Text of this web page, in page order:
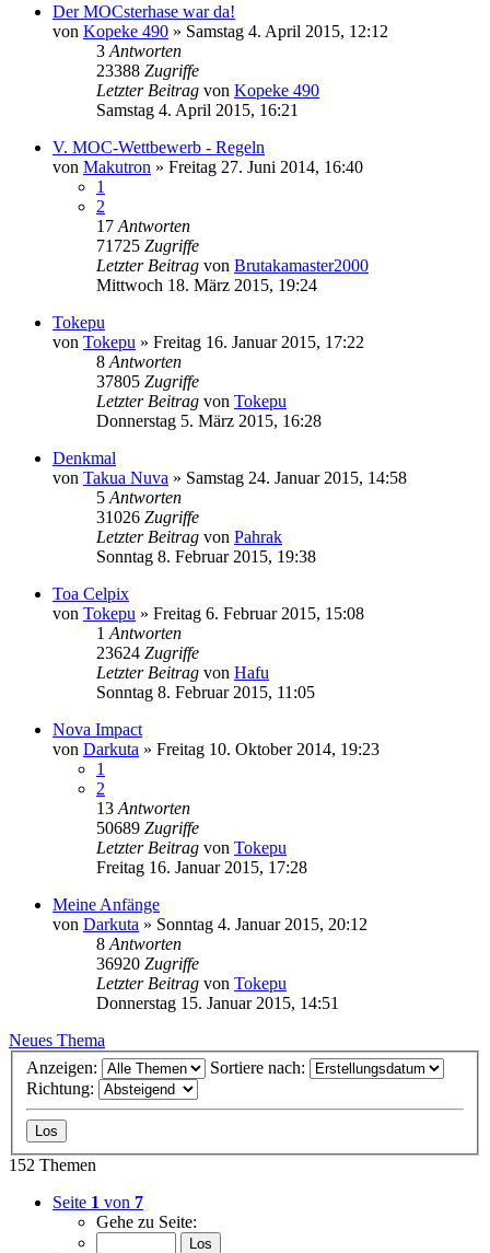
Der MOCsterhase war da!
von Kopeke 490 » Samstag 4. April 2015, 12:12
3 Antworten
23388 Zugriffe
Letzter Beitrag von Kopeke 490
Samstag 4. April 2015, 16:21
V. MOC-Wettbewerb - Regeln
von Makutron » Freitag 27. Juni 2014, 16:40
1
2
17 Antworten
71725 Zugriffe
Letzter Beitrag von Brutakamaster2000
Mittwoch 18. März 2015, 19:24
Tokepu
von Tokepu » Freitag 16. Januar 2015, 17:22
8 Antworten
37805 Zugriffe
Letzter Beitrag von Tokepu
Donnerstag 5. März 2015, 16:28
Denkmal
von Takua Nuva » Samstag 24. Januar 2015, 14:58
5 Antworten
31026 Zugriffe
Letzter Beitrag von Pahrak
Sonntag 8. Februar 2015, 19:38
Toa Celpix
von Tokepu » Freitag 6. Februar 2015, 15:08
1 Antworten
23624 Zugriffe
Letzter Beitrag von Hafu
Sonntag 8. Februar 2015, 11:05
Nova Impact
von Darkuta » Freitag 10. Oktober 2014, 19:23
1
2
13 Antworten
50689 Zugriffe
Letzter Beitrag von Tokepu
Freitag 16. Januar 2015, 17:28
Meine Anfänge
von Darkuta » Sonntag 4. Januar 2015, 20:12
8 Antworten
36920 Zugriffe
Letzter Beitrag von Tokepu
Donnerstag 15. Januar 2015, 14:51
Neues Thema
Anzeigen:
Sortiere nach:
Richtung:
152 Themen
Seite 1 von 7
Gehe zu Seite: